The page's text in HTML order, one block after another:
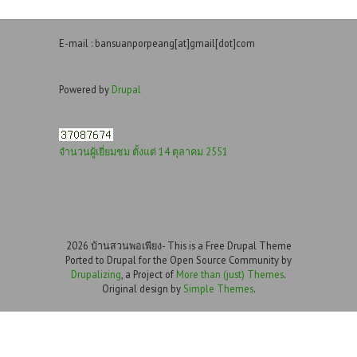
E-mail : bansuanporpeang[at]gmail[dot]com
Powered by Drupal
จำนวนผู้เยี่ยมชม ตั้งแต่ 14 ตุลาคม 2551
2026 บ้านสวนพอเพียง- This is a Free Drupal Theme
Ported to Drupal for the Open Source Community by
Drupalizing , a Project of More than (just) Themes.
Original design by Simple Themes.